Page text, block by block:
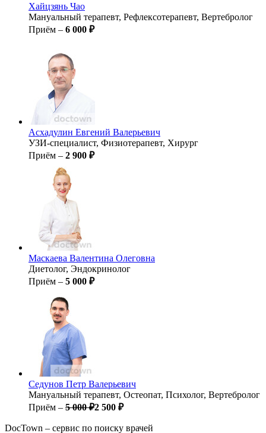
Хайцзянь Чао
Мануальный терапевт, Рефлексотерапевт, Вертебролог
Приём – 6 000 ₽
Асхадулин Евгений Валерьевич
УЗИ-специалист, Физиотерапевт, Хирург
Приём – 2 900 ₽
Маскаева Валентина Олеговна
Диетолог, Эндокринолог
Приём – 5 000 ₽
Седунов Петр Валерьевич
Мануальный терапевт, Остеопат, Психолог, Вертебролог
Приём – 5 000 ₽2 500 ₽
DocTown – сервис по поиску врачей